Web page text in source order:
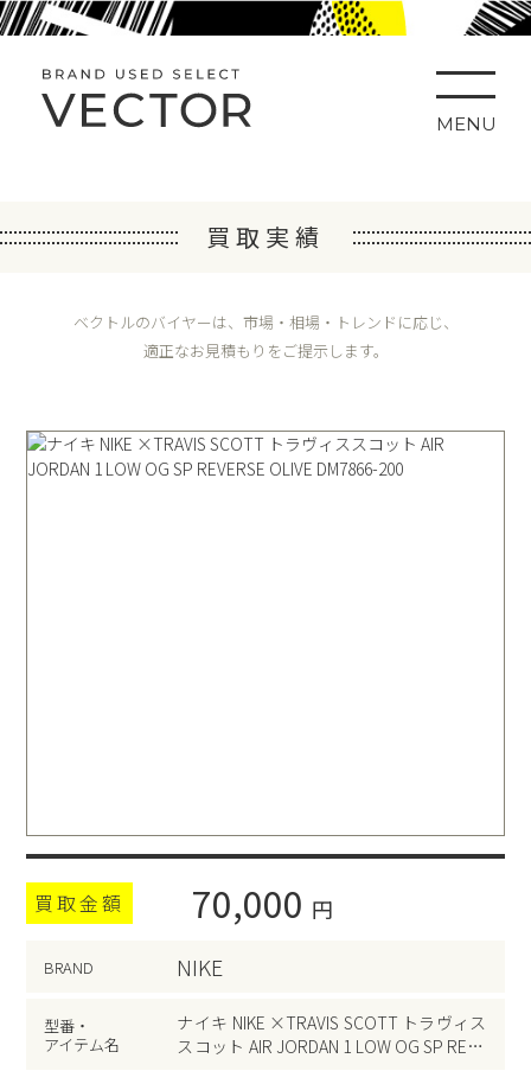
MENU
買取実績
ベクトルのバイヤーは、市場・相場・トレンドに応じ、
適正なお見積もりをご提示します。
買取金額 70,000 円
BRAND NIKE
型番・
アイテム名
ナイキ NIKE ×TRAVIS SCOTT トラヴィス
スコット AIR JORDAN 1 LOW OG SP REVE